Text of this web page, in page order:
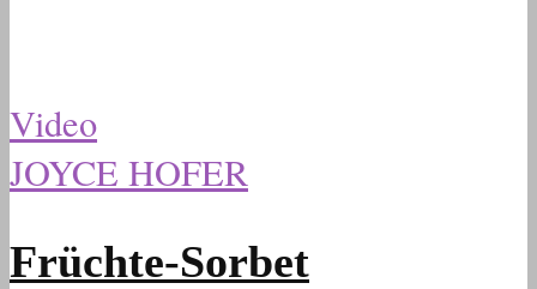
Video
JOYCE HOFER
Früchte-Sorbet